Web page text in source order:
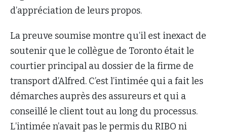
d’appréciation de leurs propos.
La preuve soumise montre qu’il est inexact de
soutenir que le collègue de Toronto était le
courtier principal au dossier de la firme de
transport d’Alfred. C’est l’intimée qui a fait les
démarches auprès des assureurs et qui a
conseillé le client tout au long du processus.
L’intimée n’avait pas le permis du RIBO ni